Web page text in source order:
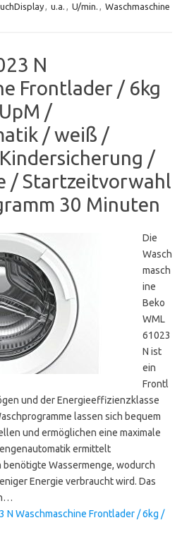
, u.a. , U/min. , Waschmaschine
N
Frontlader / 6kg
/
/ weiß /
/
/ Startzeitvorwahl
30 Minuten
Die
Wasch
masch
ine
Beko
WML
61023
N ist
ein
Frontl
und der Energieeffizienzklasse
lassen sich bequem
und ermöglichen eine maximale
ermittelt
Wassermenge, wodurch
Energie verbraucht wird. Das
N Waschmaschine Frontlader / 6kg /